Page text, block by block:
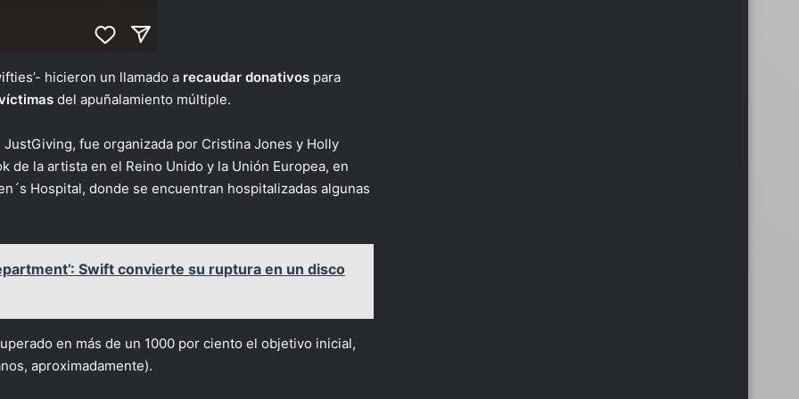
hicieron un llamado a recaudar donativos para
del apuñalamiento múltiple.
fue organizada por Cristina Jones y Holly
de la artista en el Reino Unido y la Unión Europea, en
Hospital, donde se encuentran hospitalizadas algunas
Swift convierte su ruptura en un disco
en más de un 1000 por ciento el objetivo inicial,
aproximadamente).